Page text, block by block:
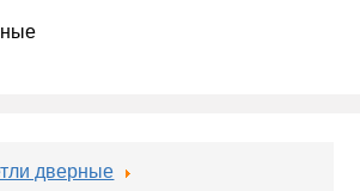
дверные